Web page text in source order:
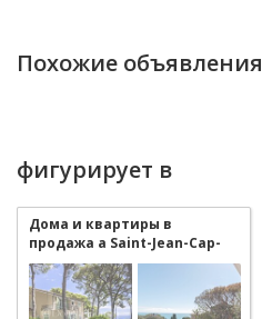
Похожие объявления
фигурирует в
Дома и квартиры в
продажа a Saint-Jean-Cap-
Ferrat